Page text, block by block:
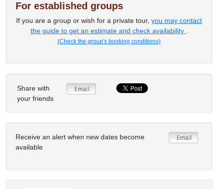
For established groups
If you are a group or wish for a private tour, you may contact
the guide to get an estimate and check availability
(Check the group's booking conditions)
Share with
your friends
Receive an alert when new dates become
available